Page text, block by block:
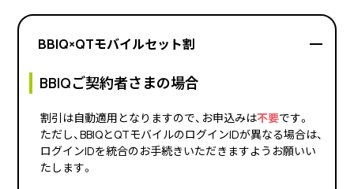
お申込み翌月から適用いたします。
BBIQ×QTモバイルセット割
BBIQご契約者さまの場合
割引は自動適用となりますので、お申込みは不要です。
ただし、BBIQとQTモバイルのログインIDが異なる場合は、
ログインIDを統合のお手続きいただきますようお願いい
たします。